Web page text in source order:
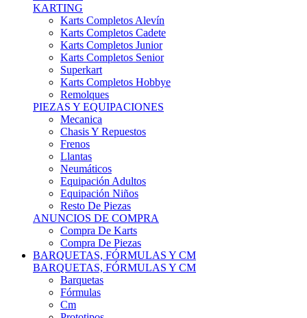
Karts Completos Alevín
Karts Completos Cadete
Karts Completos Junior
Karts Completos Senior
Superkart
Karts Completos Hobbye
Remolques
PIEZAS Y EQUIPACIONES
Mecanica
Chasis Y Repuestos
Frenos
Llantas
Neumáticos
Equipación Adultos
Equipación Niños
Resto De Piezas
ANUNCIOS DE COMPRA
Compra De Karts
Compra De Piezas
BARQUETAS, FÓRMULAS Y CM
BARQUETAS, FÓRMULAS Y CM
Barquetas
Fórmulas
Cm
Prototipos
Remolques